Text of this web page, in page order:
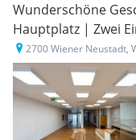
Wunderschöne
Hauptplatz | Zwei
2700 Wiener Neustadt,